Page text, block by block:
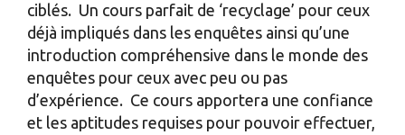
ciblés. Un cours parfait de ‘recyclage’ pour ceux
déjà impliqués dans les enquêtes ainsi qu’une
introduction compréhensive dans le monde des
enquêtes pour ceux avec peu ou pas
d’expérience. Ce cours apportera une confiance
et les aptitudes requises pour pouvoir effectuer,